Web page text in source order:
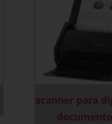
scanner para